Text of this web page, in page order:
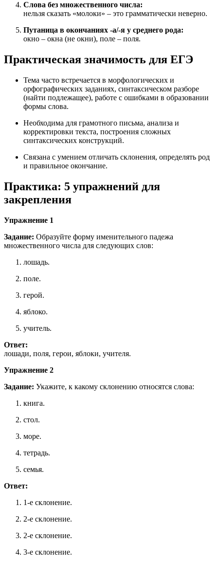
Слова без множественного числа:
нельзя сказать «молоки» – это грамматически неверно.
Путаница в окончаниях -а/-я у среднего рода:
окно – окна (не окни), поле – поля.
Практическая значимость для ЕГЭ
Тема часто встречается в морфологических и
орфографических заданиях, синтаксическом разборе
(найти подлежащее), работе с ошибками в образовании
формы слова.
Необходима для грамотного письма, анализа и
корректировки текста, построения сложных
синтаксических конструкций.
Связана с умением отличать склонения, определять род
и правильное окончание.
Практика: 5 упражнений для
закрепления
Упражнение 1
Задание: Образуйте форму именительного падежа
множественного числа для следующих слов:
лошадь.
поле.
герой.
яблоко.
учитель.
Ответ:
лошади, поля, герои, яблоки, учителя.
Упражнение 2
Задание: Укажите, к какому склонению относятся слова:
книга.
стол.
море.
тетрадь.
семья.
Ответ:
1-е склонение.
2-е склонение.
2-е склонение.
3-е склонение.